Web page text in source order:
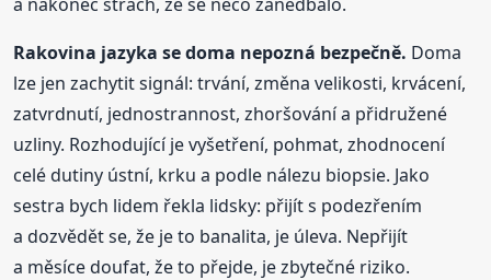
Rakovina jazyka se doma nepozná bezpečně. Doma
lze jen zachytit signál: trvání, změna velikosti, krvácení,
zatvrdnutí, jednostrannost, zhoršování a přidružené
uzliny. Rozhodující je vyšetření, pohmat, zhodnocení
celé dutiny ústní, krku a podle nálezu biopsie. Jako
sestra bych lidem řekla lidsky: přijít s podezřením
a dozvědět se, že je to banalita, je úleva. Nepřijít
a měsíce doufat, že to přejde, je zbytečné riziko.